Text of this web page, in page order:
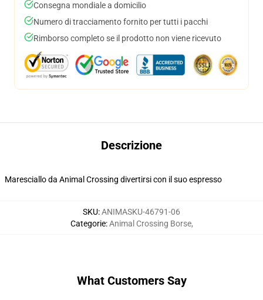
Consegna mondiale a domicilio
Numero di tracciamento fornito per tutti i pacchi
Rimborso completo se il prodotto non viene ricevuto
Descrizione
Maresciallo da Animal Crossing divertirsi con il suo espresso
SKU:ANIMASKU-46791-06
Categorie:Animal Crossing Borse,
What Customers Say